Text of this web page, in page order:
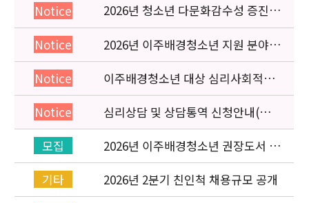
Notice
2026년 청소년 다문화감수성 증진
프로그램 「다가감」신청기관 안내
Notice
2026년 이주배경청소년 지원 분야
종사자 역량강화 교육 일정 안내
Notice
이주배경청소년 대상 심리사회적응
검사 연수동영상 개편 안내
Notice
심리상담 및 상담통역 신청안내(의뢰
서첨부)
모집
2026년 이주배경청소년 권장도서 목
록 구성을 위한 청소년 참여 이벤트
안내
기타
2026년 2분기 친인척 채용규모 공개